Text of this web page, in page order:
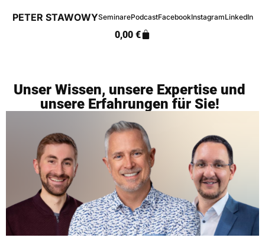
PETER STAWOWYSeminarePodcastFacebookInstagramLinkedIn
0,00 €
Unser Wissen, unsere Expertise und
unsere Erfahrungen für Sie!